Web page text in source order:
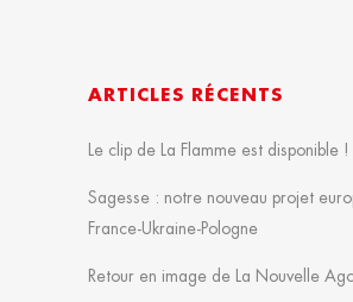
ARTICLES RÉCENTS
Le clip de La Flamme est disponible !
Sagesse : notre nouveau projet
France-Ukraine-Pologne
Retour en image de La Nouvelle